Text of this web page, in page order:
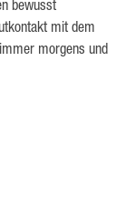
bewusst
mit dem
morgens und